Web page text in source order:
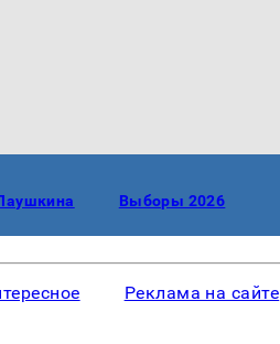
Выборы 2026
Реклама на сайте